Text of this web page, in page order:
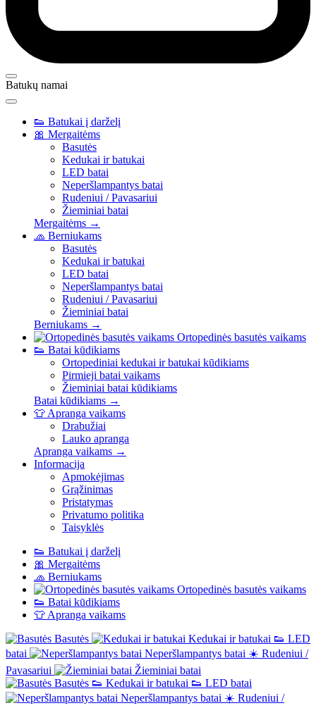
Batukų namai
👟 Batukai į darželį
🎀 Mergaitėms
Basutės
Kedukai ir batukai
LED batai
Neperšlampantys batai
Rudeniui / Pavasariui
Žieminiai batai
Mergaitėms →
🧢 Berniukams
Basutės
Kedukai ir batukai
LED batai
Neperšlampantys batai
Rudeniui / Pavasariui
Žieminiai batai
Berniukams →
Ortopedinės basutės vaikams
👟 Batai kūdikiams
Ortopediniai kedukai ir batukai kūdikiams
Pirmieji batai vaikams
Žieminiai batai kūdikiams
Batai kūdikiams →
👕Apranga vaikams
Drabužiai
Lauko apranga
Apranga vaikams →
Informacija
Apmokėjimas
Grąžinimas
Pristatymas
Privatumo politika
Taisyklės
👟 Batukai į darželį
🎀 Mergaitėms
🧢 Berniukams
Ortopedinės basutės vaikams
👟 Batai kūdikiams
👕Apranga vaikams
Basutės
Kedukai ir batukai 👟 LED
batai
Neperšlampantys batai ☀️ Rudeniui /
Pavasariui
Žieminiai batai
Basutės 👟 Kedukai ir batukai 👟 LED batai
Neperšlampantys batai ☀️ Rudeniui /